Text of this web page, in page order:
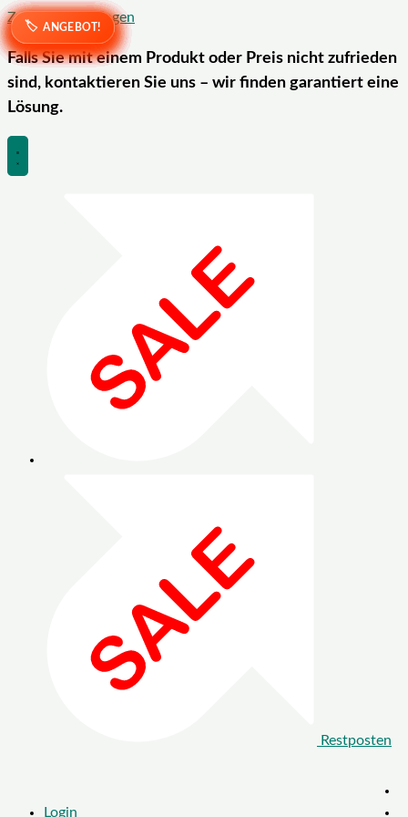
Zum Inhalt springen
Falls Sie mit einem Produkt oder Preis nicht zufrieden
sind, kontaktieren Sie uns – wir finden garantiert eine
Lösung.
Restposten
Login
ANGEBOT!
ANGEBOT!
ANGEBOT!
ANGEBOT!
ANGEBOT!
ANGEBOT!
ANGEBOT!
ANGEBOT!
ANGEBOT!
ANGEBOT!
ANGEBOT!
ANGEBOT!
ANGEBOT!
ANGEBOT!